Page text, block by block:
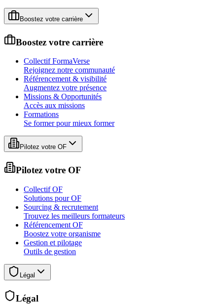
Boostez votre carrière
Boostez votre carrière
Collectif FormaVerse
Rejoignez notre communauté
Référencement & visibilité
Augmentez votre présence
Missions & Opportunités
Accès aux missions
Formations
Se former pour mieux former
Pilotez votre OF
Pilotez votre OF
Collectif OF
Solutions pour OF
Sourcing & recrutement
Trouvez les meilleurs formateurs
Référencement OF
Boostez votre organisme
Gestion et pilotage
Outils de gestion
Légal
Légal